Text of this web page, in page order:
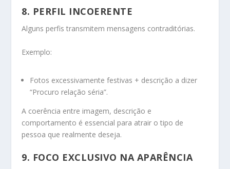
8. PERFIL INCOERENTE
Alguns perfis transmitem mensagens contraditórias.
Exemplo:
Fotos excessivamente festivas + descrição a dizer
“Procuro relação séria”.
A coerência entre imagem, descrição e
comportamento é essencial para atrair o tipo de
pessoa que realmente deseja.
9. FOCO EXCLUSIVO NA APARÊNCIA